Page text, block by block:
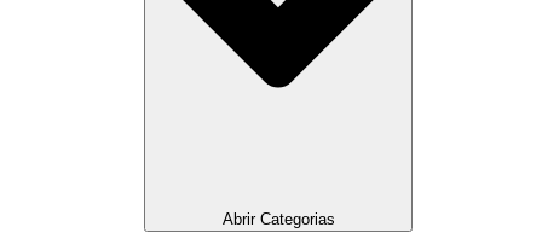
Abrir Categorias